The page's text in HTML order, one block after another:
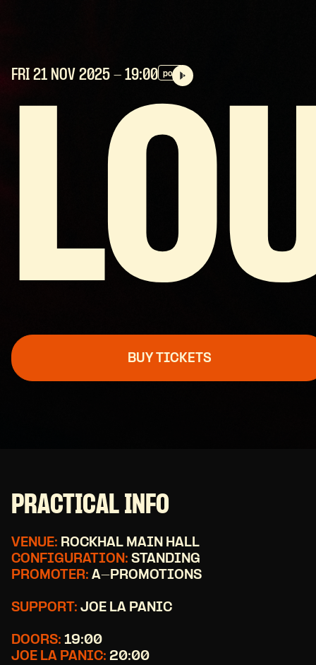
FRI 21 NOV 2025 - 19:00 pop
BUY TICKETS
PRACTICAL INFO
VENUE: ROCKHAL MAIN HALL
CONFIGURATION: STANDING
PROMOTER: A-PROMOTIONS
SUPPORT: JOE LA PANIC
DOORS: 19:00
JOE LA PANIC: 20:00